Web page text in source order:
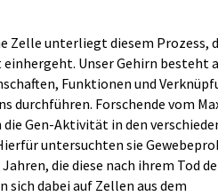
Zelle unterliegt diesem Prozess,
Unser Gehirn besteht
Funktionen und
durchführen. Forschende vom
Gen-Aktivität in den
untersuchten sie
die diese nach ihrem Tod
dabei auf Zellen aus dem